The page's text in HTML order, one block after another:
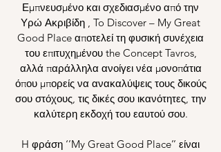
Εμπνευσμένο και σχεδιασμένο από την
Υρώ Ακριβίδη , To Discover – My Great
Good Place αποτελεί τη φυσική συνέχεια
του επιτυχημένου the Concept Tavros,
αλλά παράλληλα ανοίγει νέα μονοπάτια
όπου μπορείς να ανακαλύψεις τους δικούς
σου στόχους, τις δικές σου ικανότητες, την
καλύτερη εκδοχή του εαυτού σου.
H φράση ‘’My Great Good Place’’ είναι